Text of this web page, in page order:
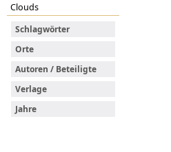
Clouds
Schlagwörter
Orte
Autoren / Beteiligte
Verlage
Jahre